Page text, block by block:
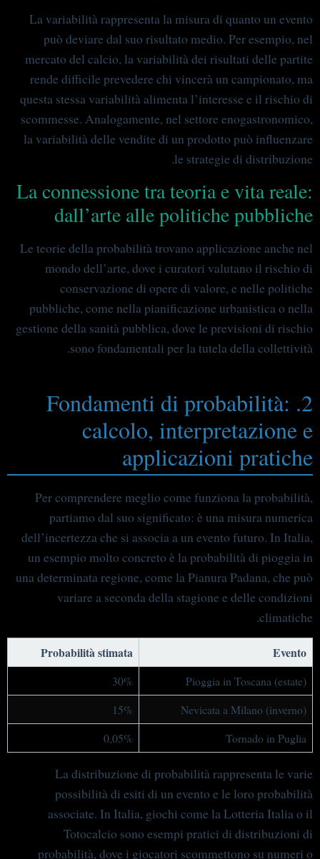
La variabilità rappresenta la misura di quanto un evento
può deviare dal suo risultato medio. Per esempio, nel
mercato del calcio, la variabilità dei risultati delle partite
rende difficile prevedere chi vincerà un campionato, ma
questa stessa variabilità alimenta l’interesse e il rischio di
scommesse. Analogamente, nel settore enogastronomico,
la variabilità delle vendite di un prodotto può influenzare
le strategie di distribuzione.
La connessione tra teoria e vita reale:
dall’arte alle politiche pubbliche
Le teorie della probabilità trovano applicazione anche nel
mondo dell’arte, dove i curatori valutano il rischio di
conservazione di opere di valore, e nelle politiche
pubbliche, come nella pianificazione urbanistica o nella
gestione della sanità pubblica, dove le previsioni di rischio
sono fondamentali per la tutela della collettività.
2. Fondamenti di probabilità:
calcolo, interpretazione e
applicazioni pratiche
Per comprendere meglio come funziona la probabilità,
partiamo dal suo significato: è una misura numerica
dell’incertezza che si associa a un evento futuro. In Italia,
un esempio molto concreto è la probabilità di pioggia in
una determinata regione, come la Pianura Padana, che può
variare a seconda della stagione e delle condizioni
climatiche.
Evento
Probabilità stimata
Pioggia in Toscana (estate)
30%
Nevicata a Milano (inverno)
15%
Tornado in Puglia
0,05%
La distribuzione di probabilità rappresenta le varie
possibilità di esiti di un evento e le loro probabilità
associate. In Italia, giochi come la Lotteria Italia o il
Totocalcio sono esempi pratici di distribuzioni di
probabilità, dove i giocatori scommettono su numeri o